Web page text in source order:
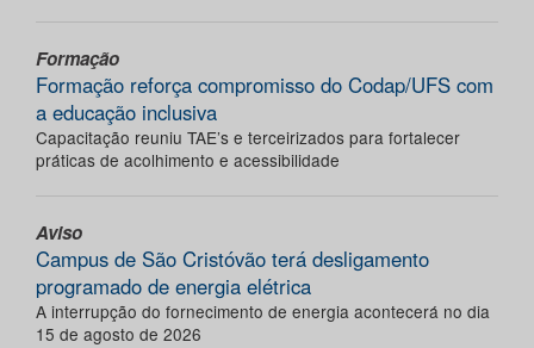
Formação
Formação reforça compromisso do Codap/UFS com
a educação inclusiva
Capacitação reuniu TAE’s e terceirizados para fortalecer
práticas de acolhimento e acessibilidade
Aviso
Campus de São Cristóvão terá desligamento
programado de energia elétrica
A interrupção do fornecimento de energia acontecerá no dia
15 de agosto de 2026